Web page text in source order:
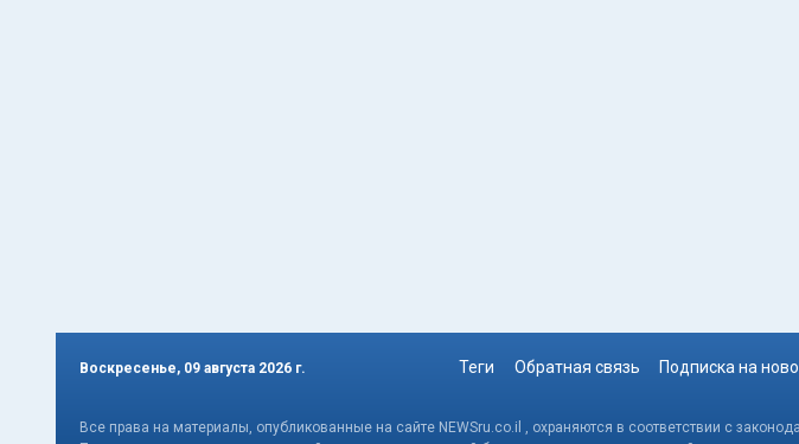
Воскресенье, 09 августа 2026 г. Теги Обратная связь Подписка на
Все права на материалы, опубликованные на сайте NEWSru.co.il , охраняются в соответствии с